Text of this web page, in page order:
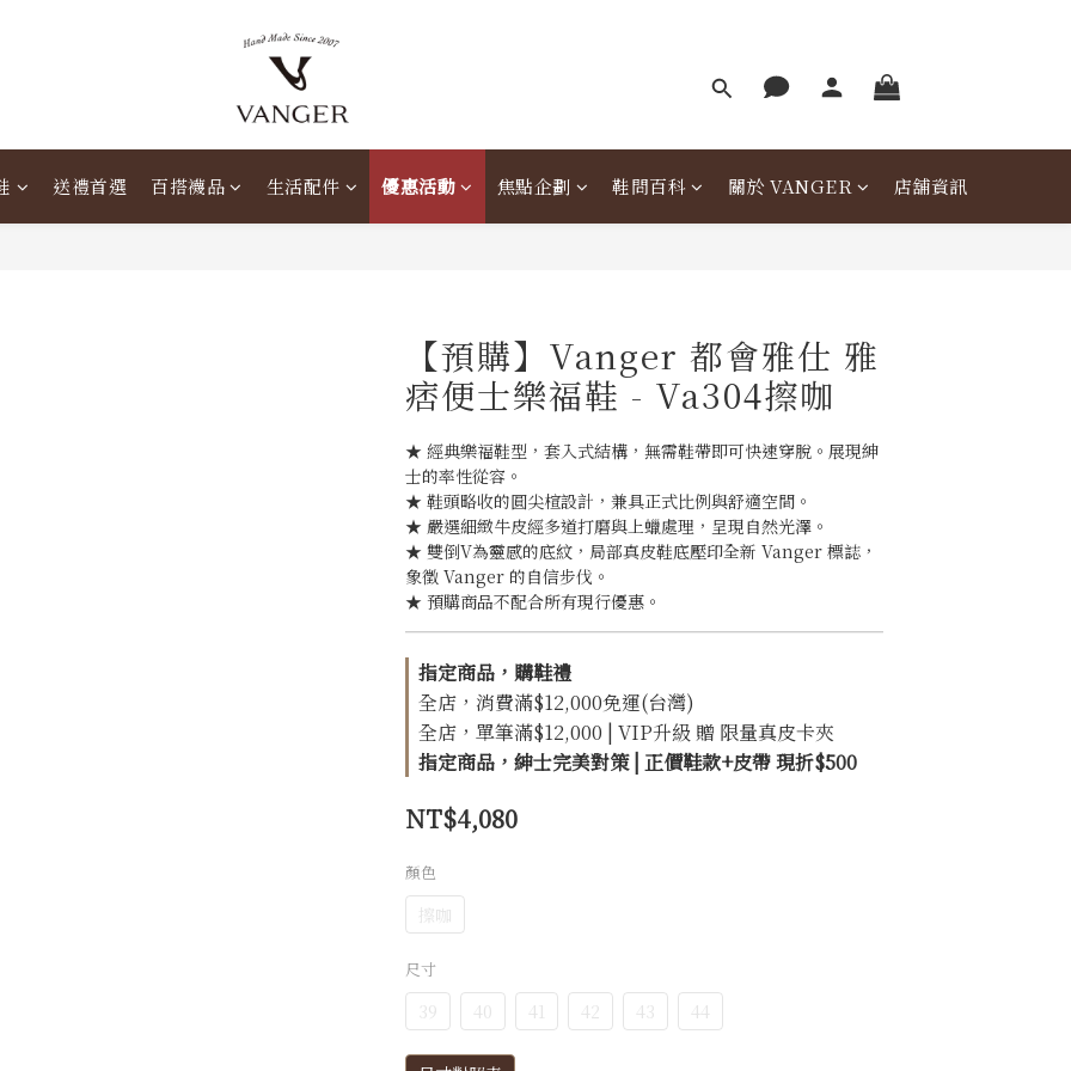
送禮首選 百搭襪品 生活配件 優惠活動 焦點企劃 鞋問百科 關於 VANGER 店舖資訊
【預購】Vanger 都會雅仕 雅
痞便士樂福鞋 - Va304擦咖
★ 經典樂福鞋型，套入式結構，無需鞋帶即可快速穿脫。展現紳
士的率性從容。
★ 鞋頭略收的圓尖楦設計，兼具正式比例與舒適空間。
★ 嚴選細緻牛皮經多道打磨與上蠟處理，呈現自然光澤。
★ 雙倒V為靈感的底紋，局部真皮鞋底壓印全新 Vanger 標誌，
象徵 Vanger 的自信步伐。
★ 預購商品不配合所有現行優惠。
指定商品，購鞋禮
全店，消費滿$12,000免運(台灣)
全店，單筆滿$12,000 | VIP升級 贈 限量真皮卡夾
指定商品，紳士完美對策 | 正價鞋款+皮帶 現折$500
NT$4,080
顏色
擦咖
尺寸
39 40 41 42 43 44